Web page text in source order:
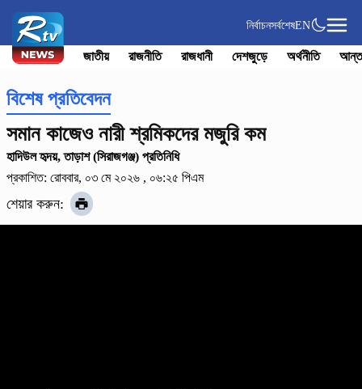
নির্বাচনসর্বশেষEN
জাতীয় রাজনীতি রাজধানী দেশজুড়ে অর্থনীতি
বিশেষ প্রতিবেদন
সমান কাজেও নারী শ্রমিকদের মজুরি কম
হাদিউল হৃদয়, তাড়াশ (সিরাজগঞ্জ) প্রতিনিধি
প্রকাশিত: রোববার, ০৩ মে ২০২৬ , ০৬:২৫ পিএম
শেয়ার করুন: